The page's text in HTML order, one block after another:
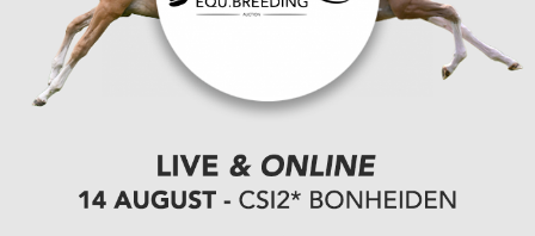
14-01-2025